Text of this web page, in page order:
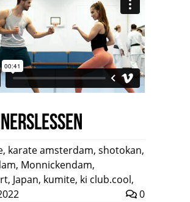
, karate amsterdam, shotokan,
, Monnickendam,
, Japan, kumite, ki club.cool,
0